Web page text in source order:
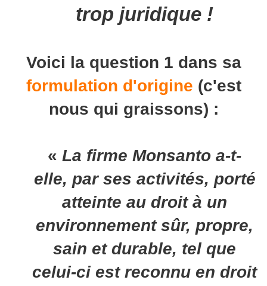
trop juridique !
Voici la question 1 dans sa
formulation d'origine (c'est
nous qui graissons) :
«La firme Monsanto a-t-
elle, par ses activités, porté
atteinte au droità un
environnement sûr, propre,
sain et durable, tel que
celui-ci est reconnu en droit